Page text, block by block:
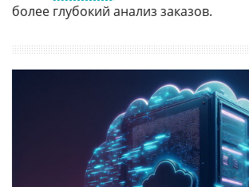
более глубокий анализ заказов.